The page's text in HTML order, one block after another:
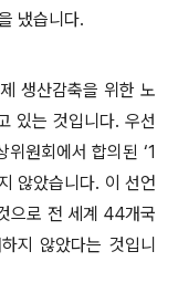
냈습니다.
생산감축을 위한 노
있는 것입니다. 우선
원회에서 합의된 ‘1
않았습니다. 이 선언
으로 전 세계 44개국
지 않았다는 것입니